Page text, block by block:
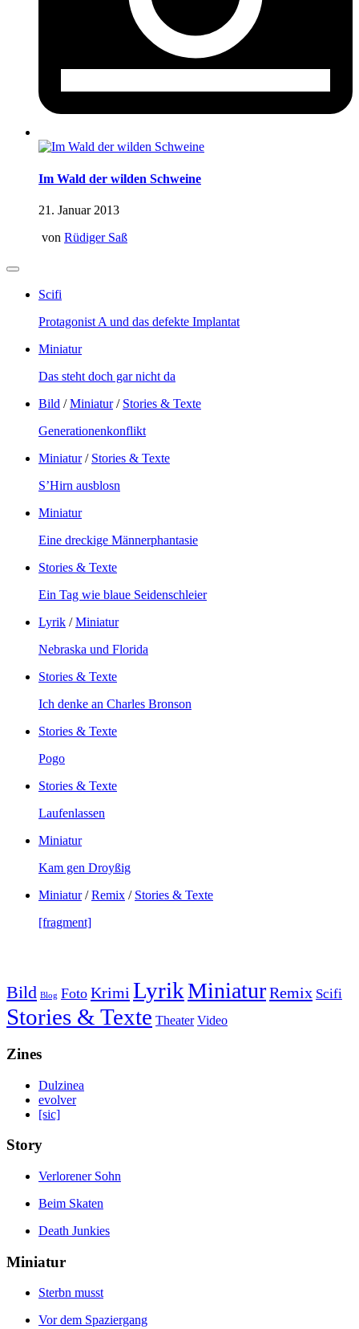
Im Wald der wilden Schweine
21. Januar 2013
von Rüdiger Saß
Scifi
Protagonist A und das defekte Implantat
Miniatur
Das steht doch gar nicht da
Bild /Miniatur/ Stories & Texte
Generationenkonflikt
Miniatur/ Stories & Texte
S’Hirn ausblosn
Miniatur
Eine dreckige Männerphantasie
Stories & Texte
Ein Tag wie blaue Seidenschleier
Lyrik /Miniatur
Nebraska und Florida
Stories & Texte
Ich denke an Charles Bronson
Stories & Texte
Pogo
Stories & Texte
Laufenlassen
Miniatur
Kam gen Droyßig
Miniatur/Remix / Stories & Texte
[fragment]
Bild Blog Foto Krimi LyrikMiniaturRemix Scifi
Stories & Texte Theater Video
Zines
Dulzinea
evolver
[sic]
Story
Verlorener Sohn
Beim Skaten
Death Junkies
Miniatur
Sterbn musst
Vor dem Spaziergang